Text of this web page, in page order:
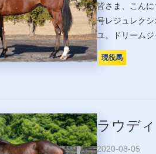
皆さま、こん
号レジュレク
ユ。ドリーム
現役馬
ラウデ
2020-08-05